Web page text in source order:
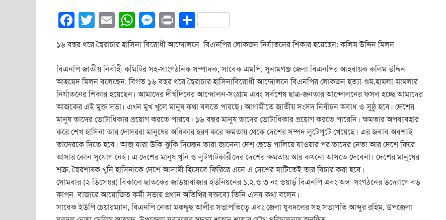
F
c
e
b
o
o
k
T
wi
tt
er
E
m
ail
W
h
at
s
A
p
p
M
e
ss
e
n
g
er
Pr
in
t
S
h
ar
e
১৬ বছর ধরে স্বৈরাচার হাসিনা বিরোধী আন্দোলনে বিএনপির লোকজন নির্যাতনের শিকার হয়েছেন: কলিম উদ্দিন মিলন
বিএনপি জাতীয় নির্বাহী কমিটির সহ-সাংগঠনিক সম্পাদক, সাবেক এমপি, সুনামগঞ্জ জেলা বিএনপির আহবায়ক কলিম উদ্দিন
আহমেদ মিলন বলেছেন, বিগত ১৬ বছর ধরে স্বৈরাচার হাসিনাবিরোধী আন্দোলনে বিএনপির লোকজন হত্যা-গুম,হামলা-মামলার
নির্যাতনের শিকার হয়েছেন। আমাদের দীর্ঘদিনের আন্দোলন-সংগ্রাম এবং সর্বশেষ ছাত্র-জনতার আন্দোলনের ফসল হচ্ছে আমাদের
আজকের এই মুক্ত সভা। এখন মুখ খুলে মানুষ কথা বলতে পারছে। আগামীতে জাতীয় সংসদ নির্বাচন অবাধ ও সুষ্ঠু হবে। দেশের
মানুষ তাদের ভোটাধিকার প্রয়োগ করতে পারবে। ১৬ বছর মানুষ তাদের ভোটাধিকার প্রয়োগ করতে পারেনি। ক্ষমতার অপব্যবহার
করে শেখ হাসিনা তার দোসররা মানুষের অধিকার হরণ করে ক্ষমতায় থেকে দেশের সম্পদ লুটেপুটে খেয়েছে। এর জবাব অবশ্যই
তাদেরকে দিতে হবে। আজ যারা উকি-ঝু্কি দিচ্ছেন তারা জানেনা দেশ ছেড়ে পালিয়ে যাওয়ার পর তাদের নেতা আর দেশে ফিরে
আসার কোন সুযোগ নেই। এ দেশের মানুষ খুনি ও লুটপাটকারীদের দেশের ক্ষমতায় আর কখনো আসতে দেবেনা। দেশের মানুষের
শত্রু, স্বৈরশাষক খুনি হাসিনাকে দেশে আসামী হিসেবে ফিরিরে এনে এ দেশের মাটিতেই তার বিচার করা হবে।
সোমবার (২ ডিসেম্বর) বিকালে ছাতকের জাউয়াবাজার ইউনিয়নের ১.২.ও ৩ নং ওয়ার্ড় বিএনপি এবং অঙ্গ সংগঠনের উদ্যোগে বড়
কাপন বাজারে আয়োজিত কর্মী সভায় প্রধান অতিথির বক্তব্যে তিনি এসব কথা বলেন।
সাবেক ইউপি চেয়ারম্যান, বিএনপি নেতা মকদ্দুছ আলীর সভাপতিত্বে এবং জেলা যুবদলের সহ সভাপতি আব্দুর রহিম, উপজেলা